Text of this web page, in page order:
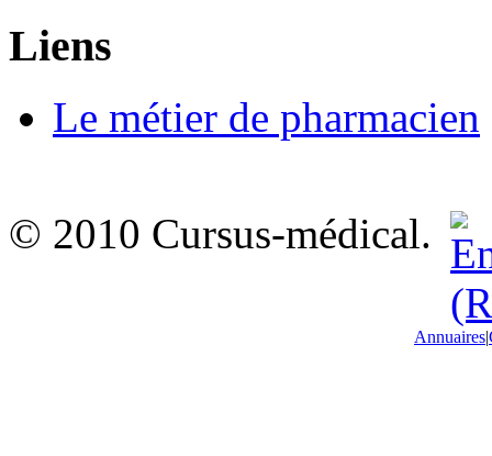
Liens
Le métier de pharmacien
© 2010 Cursus-médical.
Annuaires|